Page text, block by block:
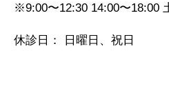
※9:00〜12:30 14:00〜18:00
休診日： 日曜日、祝日